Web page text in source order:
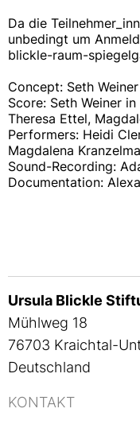
Da die
unbedingt um
blickle-raum-
Concept: Seth Weiner
Score: Seth Weiner
Theresa Ettel,
Performers: Heidi
Magdalena
Sound-Recording:
Documentation:
Ursula Blickle
Mühlweg 18
76703 Kraichtal-
Deutschland
KONTAKT